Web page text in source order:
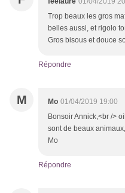
Trop beaux les gros
belles aussi, et rigolo
Gros bisous et douce
Répondre
M Mo 01/04/2019 19:00
Bonsoir Annick,<br />
sont de beaux
Mo
Répondre